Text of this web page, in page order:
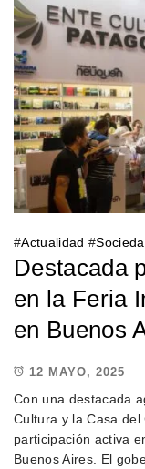
#Actualidad #
Destacada
en la Feria
en Buenos
12 MAYO, 2025
Con una destacada
Cultura y la Casa
participación activa
Buenos Aires. El